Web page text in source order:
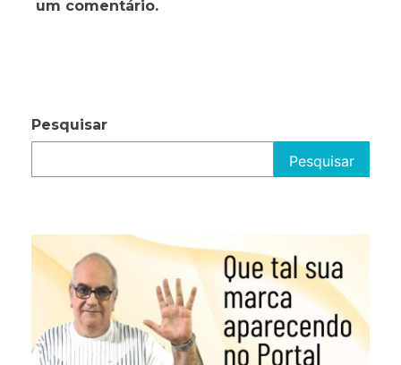
um comentário.
Pesquisar
Pesquisar